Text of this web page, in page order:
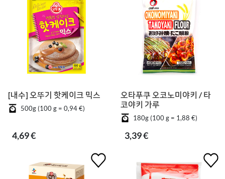
[내수] 오뚜기 핫케이크 믹스
500g (100 g = 0,94 €)
4,69 €
오타푸쿠 오코노미야키 / 타
코야키 가루
180g (100 g = 1,88 €)
3,39 €